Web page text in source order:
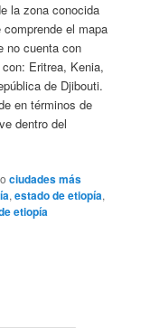
la zona conocida
comprende el mapa
no cuenta con
Eritrea, Kenia,
de Djibouti.
en términos de
dentro del
ciudades más
,estado de etiopía,
etiopía